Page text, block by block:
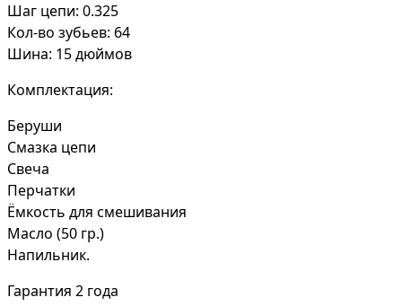
Шаг цепи: 0.325
Кол-во зубьев: 64
Шина: 15 дюймов
Комплектация:
Беруши
Смазка цепи
Свеча
Перчатки
Ёмкость для смешивания
Масло (50 гр.)
Напильник.
Гарантия 2 года